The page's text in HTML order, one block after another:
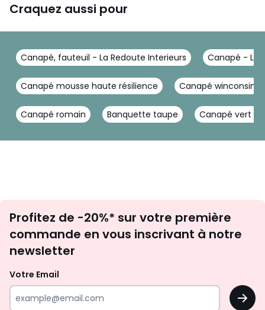
Craquez aussi pour
Canapé, fauteuil - La Redoute Interieurs Canapé - La
Canapé mousse haute résilience Canapé winconsin
Canapé romain Banquette taupe Canapé vert
newsletter
Profitez de -20%* sur votre première
commande en vous inscrivant à notre
newsletter
Votre Email
OK